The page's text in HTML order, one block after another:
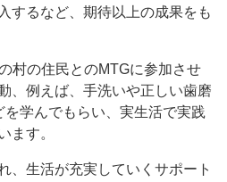
するなど、期待以上の成果をも
村の住民とのMTGに参加させ
、例えば、手洗いや正しい歯磨
学んでもらい、実生活で実践
ます。
、生活が充実していくサポート